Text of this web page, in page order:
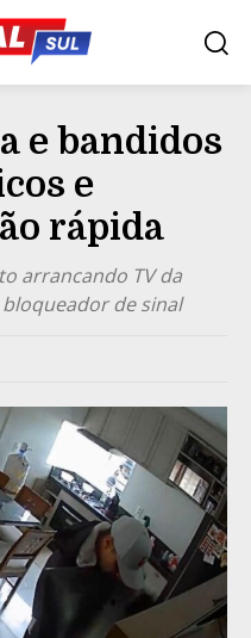
e bandidos
e
rápida
arrancando TV da
de sinal